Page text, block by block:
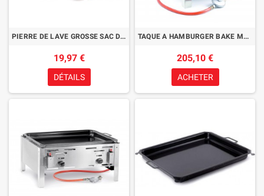
PIERRE DE LAVE GROSSE SAC DE 9KG
19,97 €
DÉTAILS
TAQUE A HAMBURGER BAKE MASTER MINI
205,10 €
ACHETER